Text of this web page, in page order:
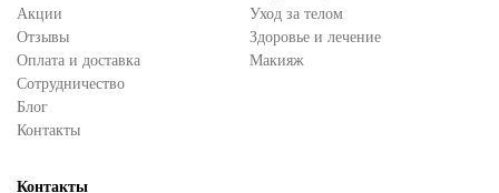
Акции
Отзывы
Оплата и доставка
Сотрудничество
Блог
Контакты
Уход за телом
Здоровье и лечение
Макияж
Контакты